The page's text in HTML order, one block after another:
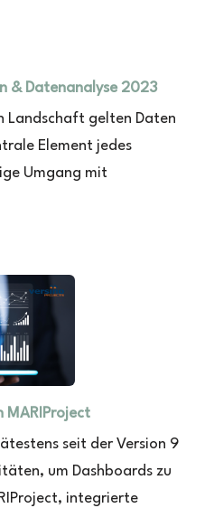
& Datenanalyse 2023
Landschaft gelten Daten
Element jedes
Umgang mit
MARIProject
seit der Version 9
um Dashboards zu
integrierte